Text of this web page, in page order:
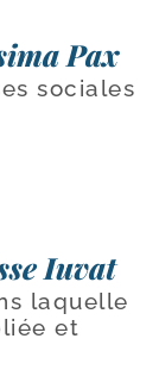
Pax
sociales
Iuvat
laquelle
et